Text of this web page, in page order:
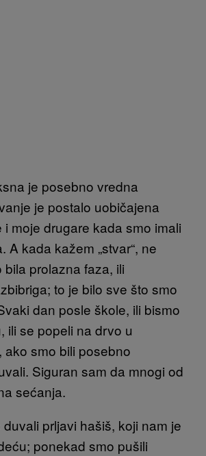
je posebno vredna
je postalo uobičajena
moje drugare kada smo imali
A kada kažem „stvar“, ne
bila prolazna faza, ili
to je bilo sve što smo
dan posle škole, ili bismo
ili se popeli na drvo u
ako smo bili posebno
Siguran sam da mnogi od
sećanja.
prljavi hašiš, koji nam je
ponekad smo pušili